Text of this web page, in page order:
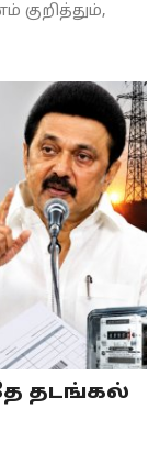
குறித்தும்,
தடங்கல்